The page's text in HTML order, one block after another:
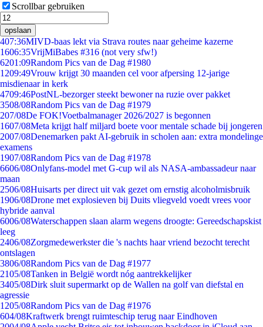
Scrollbar gebruiken
opslaan
407:36MIVD-baas lekt via Strava routes naar geheime kazerne
1606:35VrijMiBabes #316 (not very sfw!)
6201:09Random Pics van de Dag #1980
1209:49Vrouw krijgt 30 maanden cel voor afpersing 12-jarige
misdienaar in kerk
4709:46PostNL-bezorger steekt bewoner na ruzie over pakket
3508/08Random Pics van de Dag #1979
207/08De FOK!Voetbalmanager 2026/2027 is begonnen
1607/08Meta krijgt half miljard boete voor mentale schade bij jongeren
2007/08Denemarken pakt AI-gebruik in scholen aan: extra mondelinge
examens
1907/08Random Pics van de Dag #1978
6606/08Onlyfans-model met G-cup wil als NASA-ambassadeur naar
maan
2506/08Huisarts per direct uit vak gezet om ernstig alcoholmisbruik
1906/08Drone met explosieven bij Duits vliegveld voedt vrees voor
hybride aanval
6006/08Waterschappen slaan alarm wegens droogte: Gereedschapskist
leeg
2406/08Zorgmedewerkster die 's nachts haar vriend bezocht terecht
ontslagen
3806/08Random Pics van de Dag #1977
2105/08Tanken in België wordt nóg aantrekkelijker
3405/08Dirk sluit supermarkt op de Wallen na golf van diefstal en
agressie
1205/08Random Pics van de Dag #1976
604/08Kraftwerk brengt ruimteschip terug naar Eindhoven